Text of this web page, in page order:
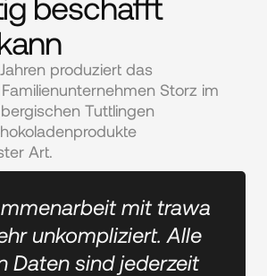
produziert das
Storz im
Tuttlingen
Art.
mit trawa
unkompliziert. Alle
Daten sind jederzeit